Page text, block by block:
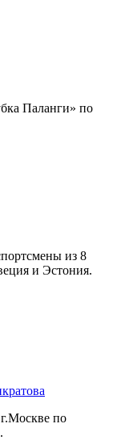
Паланги» по
из 8
и Эстония.
по